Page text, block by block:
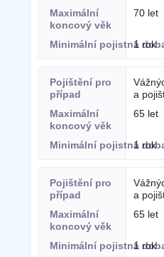
70 let
1 rok
a
65 let
1 rok
a
65 let
1 rok